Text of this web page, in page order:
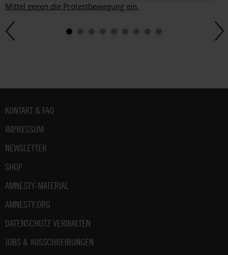
Mittel gegen die Protestbewegung ein.
Fußbereich
KONTAKT & FAQ
IMPRESSUM
NEWSLETTER
SHOP
AMNESTY-MATERIAL
AMNESTY.ORG
DATENSCHUTZ VERWALTEN
JOBS & AUSSCHREIBUNGEN